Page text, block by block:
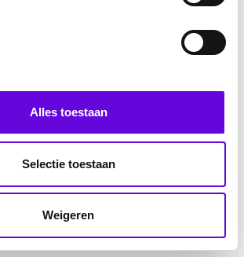
Alles toestaan
Selectie toestaan
Weigeren